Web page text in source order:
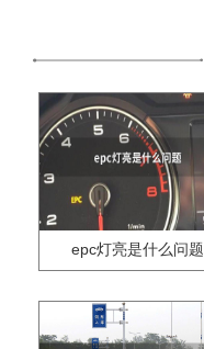
epc灯亮是什么问题